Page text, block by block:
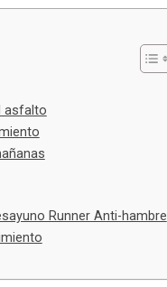
asfalto
Runner Anti-hambre